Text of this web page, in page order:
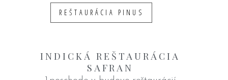
REŠTAURÁCIA PINUS
INDICKÁ REŠTAURÁCIA
SAFRAN